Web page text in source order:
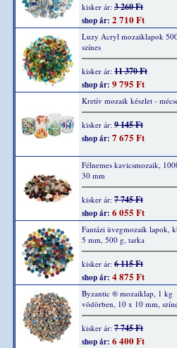
kisker ár: 3 260 Ft
shop ár: 2 710 Ft
Luzy Acryl mozaiklapok
színes
kisker ár: 11 370 Ft
shop ár: 9 795 Ft
Kretív mozaik készlet -
kisker ár: 9 145 Ft
shop ár: 7 675 Ft
Félnemes kavicsmozaik,
30 mm
kisker ár: 7 745 Ft
shop ár: 6 055 Ft
Fantázi üvegmozaik lapok,
5 mm, 500 g, tarka
kisker ár: 6 115 Ft
shop ár: 4 875 Ft
Byzantic ® mozaiklap, 1 kg
vödörben, 10 x 10 mm,
kisker ár: 7 745 Ft
shop ár: 6 400 Ft